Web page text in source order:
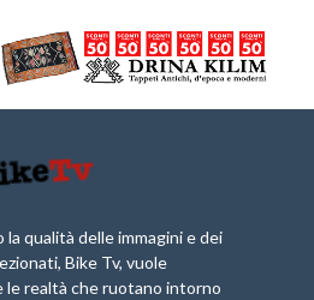
la qualità delle immagini e dei
Bike Tv, vuole
le realtà che ruotano intorno